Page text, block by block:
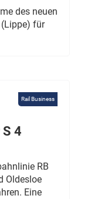
des neuen
für
Rail Business
4
RB
Oldesloe
Eine